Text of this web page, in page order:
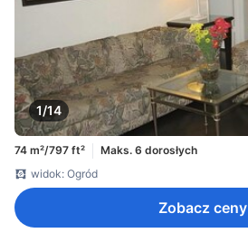
1/14
74 m²/797 ft²
Maks. 6 dorosłych
widok: Ogród
Zobacz ceny